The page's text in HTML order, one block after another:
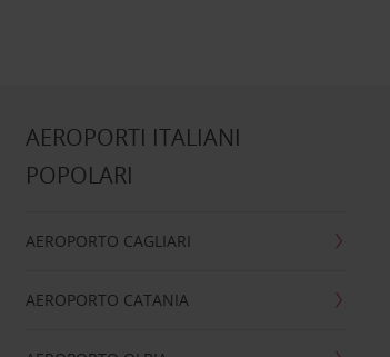
AEROPORTI ITALIANI
POPOLARI
AEROPORTO CAGLIARI
AEROPORTO CATANIA